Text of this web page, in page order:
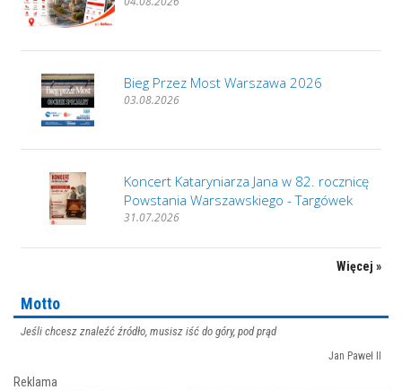
Bieg Przez Most Warszawa 2026
03.08.2026
Koncert Kataryniarza Jana w 82. rocznicę
Powstania Warszawskiego - Targówek
31.07.2026
Więcej »
Motto
Jeśli chcesz znaleźć źródło, musisz iść do góry, pod prąd
Jan Paweł II
Reklama